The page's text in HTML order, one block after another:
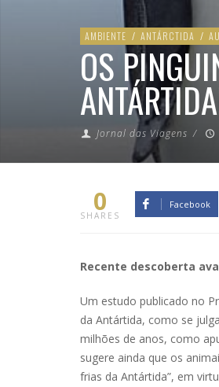
AMBIENTE / ANTÁRCTIDA /
OS
Jornal das Viagens /
0
SHARES
Facebook
Recente descoberta
Um estudo publicado no
da Antártida, como se
milhões de anos, como
sugere ainda que os
frias da Antártida”, em